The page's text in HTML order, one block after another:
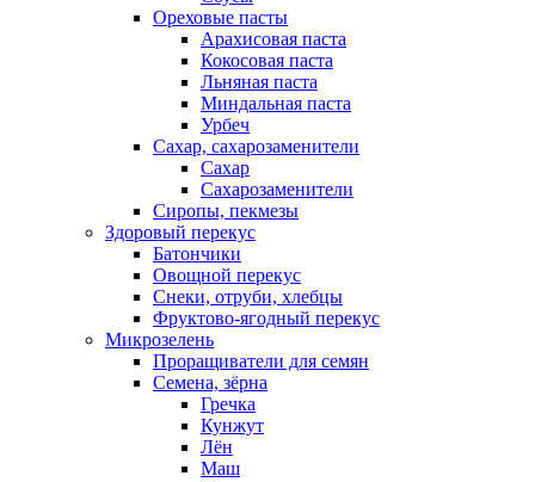
Ореховые пасты
Арахисовая паста
Кокосовая паста
Льняная паста
Миндальная паста
Урбеч
Сахар, сахарозаменители
Сахар
Сахарозаменители
Сиропы, пекмезы
Здоровый перекус
Батончики
Овощной перекус
Снеки, отруби, хлебцы
Фруктово-ягодный перекус
Микрозелень
Проращиватели для семян
Семена, зёрна
Гречка
Кунжут
Лён
Маш